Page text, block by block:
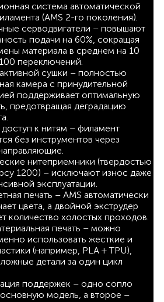
система автоматической
(AMS 2-го поколения).
серводвигатели – повышают
подачи на 60%, сокращая
материала в среднем на 10
переключений.
сушки – полностью
камера с принудительной
поддерживает оптимальную
предотвращая деградацию
к нитям – филамент
без инструментов через
нитеприемники (твердостью
1200) – исключают износ даже
эксплуатации.
печать – AMS автоматически
цвета, а двойной экструдер
количество холостых проходов.
печать – можно
использовать жесткие и
(например, PLA + TPU),
детали за один цикл
поддержек – одно сопло
основную модель, а второе –